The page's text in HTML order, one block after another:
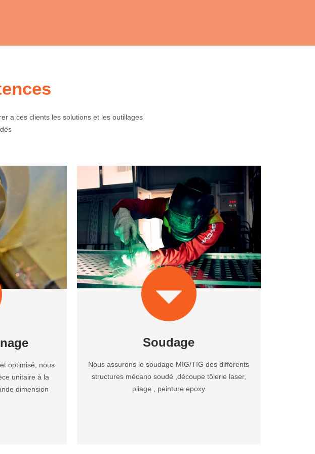
a ces clients les solutions et les outillages
optimisé, nous
unitaire à la
dimension
Soudage
Nous assurons le soudage MIG/TIG des différents
structures mécano soudé ,découpe tôlerie laser,
pliage , peinture epoxy